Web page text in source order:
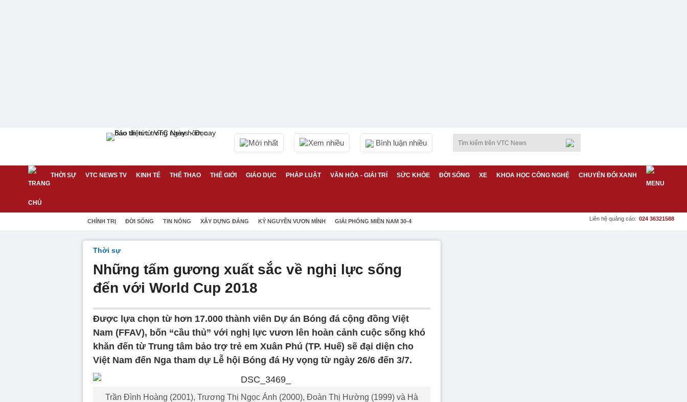
Mới nhất Xem nhiều Bình luận nhiều
THỜI SỰ VTC NEWS TV KINH TẾ THỂ THAO THẾ GIỚI GIÁO DỤC PHÁP LUẬT VĂN HÓA - GIẢI TRÍ SỨC KHỎE ĐỜI SỐNG XE KHOA HỌC CÔNG NGHỆ CHUYỂN ĐỔI XANH
CHÍNH TRỊ ĐỜI SỐNG TIN NÓNG XÂY DỰNG ĐẢNG KỶ NGUYÊN VƯƠN MÌNH GIẢI PHÓNG MIỀN NAM 30-4 Liên hệ quảng cáo: 024 36321588
Thời sự
Những tấm gương xuất sắc về nghị lực sống
đến với World Cup 2018
Được lựa chọn từ hơn 17.000 thành viên Dự án Bóng đá cộng đồng Việt
Nam (FFAV), bốn “cầu thủ” với nghị lực vươn lên hoàn cảnh cuộc sống khó
khăn đến từ Trung tâm bảo trợ trẻ em Xuân Phú (TP. Huế) sẽ đại diện cho
Việt Nam đến Nga tham dự Lễ hội Bóng đá Hy vọng từ ngày 26/6 đến 3/7.
Trần Đình Hoàng (2001), Trương Thị Ngọc Ánh (2000), Đoàn Thị Hường (1999) và Hà